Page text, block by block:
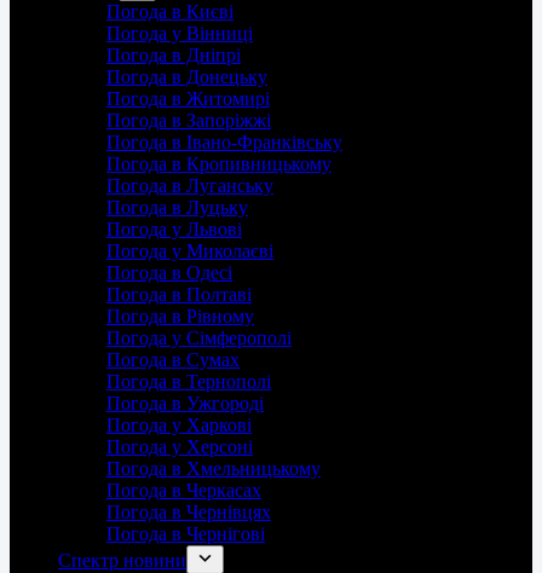
Погода в Києві
Погода у Вінниці
Погода в Дніпрі
Погода в Донецьку
Погода в Житомирі
Погода в Запоріжжі
Погода в Івано-Франківську
Погода в Кропивницькому
Погода в Луганську
Погода в Луцьку
Погода у Львові
Погода у Миколаєві
Погода в Одесі
Погода в Полтаві
Погода в Рівному
Погода у Сімферополі
Погода в Сумах
Погода в Тернополі
Погода в Ужгороді
Погода у Харкові
Погода у Херсоні
Погода в Хмельницькому
Погода в Черкасах
Погода в Чернівцях
Погода в Чернігові
Спектр новини